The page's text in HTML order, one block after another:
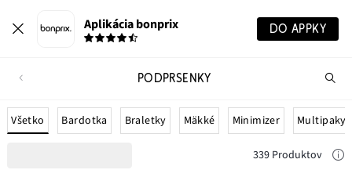
Aplikácia bonprix DO APPKY
PODPRSENKY
Všetko Bardotka Braletky Mäkké Minimizer Multipaky
339 Produktov